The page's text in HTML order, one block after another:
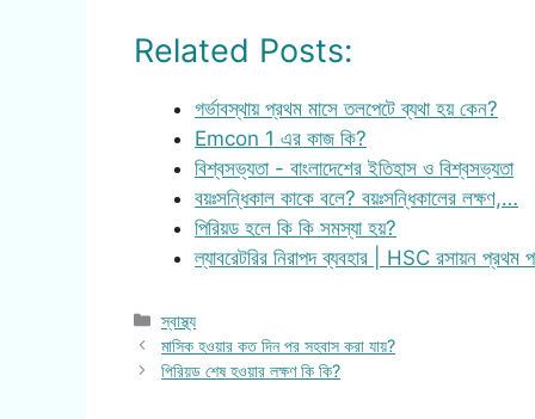
Related Posts:
গর্ভাবস্থায় প্রথম মাসে তলপেটে ব্যথা হয় কেন?
Emcon 1 এর কাজ কি?
বিশ্বসভ্যতা - বাংলাদেশের ইতিহাস ও বিশ্বসভ্যতা
বয়ঃসন্ধিকাল কাকে বলে? বয়ঃসন্ধিকালের লক্ষণ,…
পিরিয়ড হলে কি কি সমস্যা হয়?
ল্যাবরেটরির নিরাপদ ব্যবহার | HSC রসায়ন
Categories
স্বাস্থ্য
মাসিক হওয়ার কত দিন পর সহবাস করা যায়?
পিরিয়ড শেষ হওয়ার লক্ষণ কি কি?